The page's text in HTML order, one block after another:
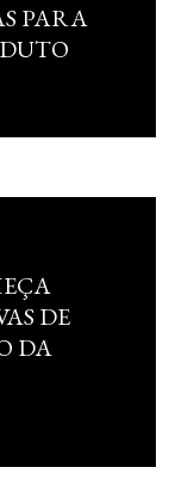
PARA
DE
DA